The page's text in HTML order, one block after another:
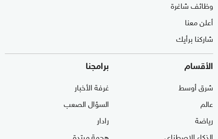
وظائف شاغرة
أعلن معنا
شاركنا برأيك
الأقسام
شرق أوسط
عالم
رياضة
برامجنا
غرفة الأخبار
السؤال الصعب
رادار